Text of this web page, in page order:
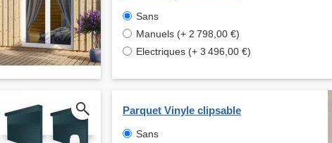
Sans
Manuels (+ 2 798,00 €)
Electriques (+ 3 496,00 €)
Parquet Vinyle clipsable
Sans